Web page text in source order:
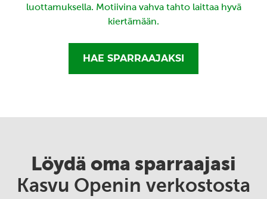
luottamuksella. Motiivina vahva tahto laittaa hyvä
kiertämään.
HAE SPARRAAJAKSI
Löydä oma sparraajasi
Kasvu Openin verkostosta